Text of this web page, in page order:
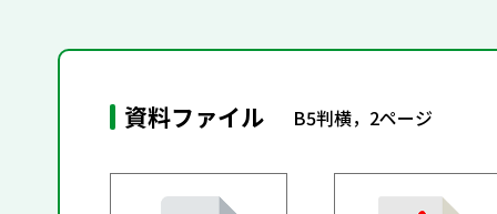
資料ファイル B5判横，2ページ